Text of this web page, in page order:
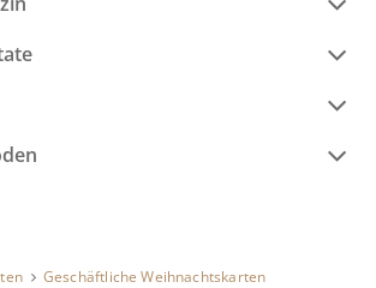
Geschäftliche Weihnachtskarten